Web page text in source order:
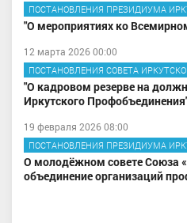
ПОСТАНОВЛЕНИЯ ПРЕЗИДИУМА
"О мероприятиях ко
12 марта 2026 00:00
ПОСТАНОВЛЕНИЯ СОВЕТА
"О кадровом резерве на
Иркутского
19 февраля 2026 08:00
ПОСТАНОВЛЕНИЯ ПРЕЗИДИУМА
О молодёжном совете Союза
объединение организаций